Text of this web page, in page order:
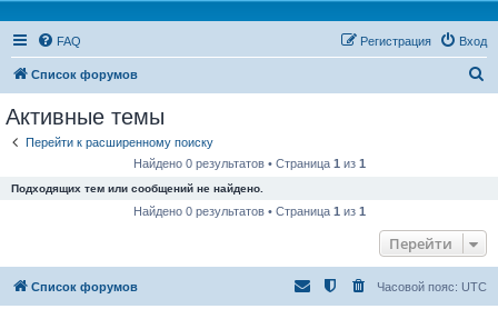
FAQ Вход
Регистрация
Список форумов
Активные темы
Перейти к расширенному поиску
Найдено 0 результатов • Страница 1 из 1
Подходящих тем или сообщений не найдено.
Найдено 0 результатов • Страница 1 из 1
Перейти
Список форумов Часовой пояс: UTC